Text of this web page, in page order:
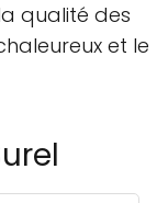
qualité des
et le